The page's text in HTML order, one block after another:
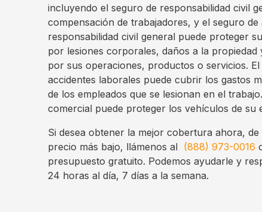
incluyendo el seguro de responsabilidad civil
compensación de trabajadores, y el seguro
responsabilidad civil general puede proteger
por lesiones corporales, daños a la propiedad
por sus operaciones, productos o servicios.
accidentes laborales puede cubrir los gastos
de los empleados que se lesionan en el
comercial puede proteger los vehículos de su
Si desea obtener la mejor cobertura ahora,
precio más bajo, llámenos al (888) 973-0016
presupuesto gratuito. Podemos ayudarle y
24 horas al día, 7 días a la semana.